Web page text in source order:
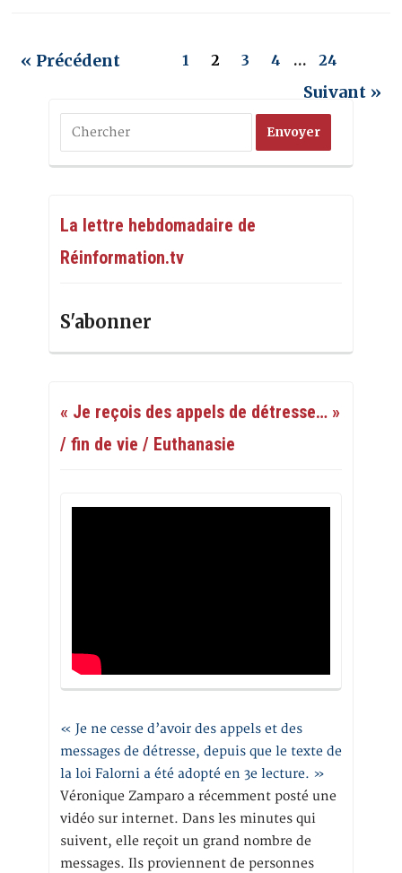
« Précédent 1 2 3 4 … 24
Suivant »
La lettre hebdomadaire de
Réinformation.tv
S'abonner
« Je reçois des appels de détresse… »
/ fin de vie / Euthanasie
« Je ne cesse d’avoir des appels et des
messages de détresse, depuis que le texte de
la loi Falorni a été adopté en 3e lecture. »
Véronique Zamparo a récemment posté une
vidéo sur internet. Dans les minutes qui
suivent, elle reçoit un grand nombre de
messages. Ils proviennent de personnes